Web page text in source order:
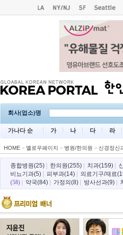
회사(업소)명
가나다 순 가 나 다 라
HOME > 옐로우페이지 > 병원/한의원 > 신경정신
종합병원(25) 한의원(255) 치과(159)
비뇨기과(5)
피부과(14) 의료기구/재료
(58)
약국(84) 가정의(8) 방사선과(9)